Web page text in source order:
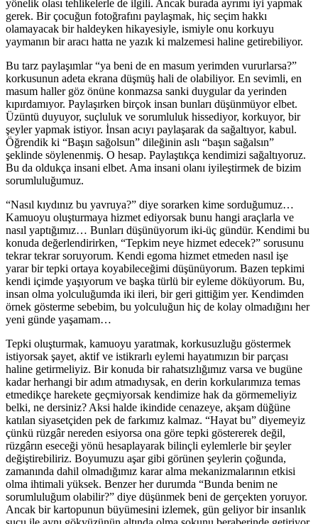
yönelik olası tehlikelerle de ilgili. Ancak burada ayrımı iyi yapmak
gerek. Bir çocuğun fotoğrafını paylaşmak, hiç seçim hakkı
olamayacak bir haldeyken hikayesiyle, ismiyle onu korkuyu
yaymanın bir aracı hatta ne yazık ki malzemesi haline getirebiliyor.
Bu tarz paylaşımlar “ya beni de en masum yerimden vururlarsa?”
korkusunun adeta ekrana düşmüş hali de olabiliyor. En sevimli, en
masum haller göz önüne konmazsa sanki duygular da yerinden
kıpırdamıyor. Paylaşırken birçok insan bunları düşünmüyor elbet.
Üzüntü duyuyor, suçluluk ve sorumluluk hissediyor, korkuyor, bir
şeyler yapmak istiyor. İnsan acıyı paylaşarak da sağaltıyor, kabul.
Öğrendik ki “Başın sağolsun” dileğinin aslı “başın sağalsın”
şeklinde söylenenmiş. O hesap. Paylaştıkça kendimizi sağaltıyoruz.
Bu da oldukça insani elbet. Ama insani olanı iyileştirmek de bizim
sorumluluğumuz.
“Nasıl kıydınız bu yavruya?” diye sorarken kime sorduğumuz…
Kamuoyu oluşturmaya hizmet ediyorsak bunu hangi araçlarla ve
nasıl yaptığımız… Bunları düşünüyorum iki-üç gündür. Kendimi bu
konuda değerlendirirken, “Tepkim neye hizmet edecek?” sorusunu
tekrar tekrar soruyorum. Kendi egoma hizmet etmeden nasıl işe
yarar bir tepki ortaya koyabileceğimi düşünüyorum. Bazen tepkimi
kendi içimde yaşıyorum ve başka türlü bir eyleme döküyorum. Bu,
insan olma yolculuğumda iki ileri, bir geri gittiğim yer. Kendimden
örnek gösterme sebebim, bu yolculuğun hiç de kolay olmadığını her
yeni günde yaşamam…
Tepki oluşturmak, kamuoyu yaratmak, korkusuzluğu göstermek
istiyorsak şayet, aktif ve istikrarlı eylemi hayatımızın bir parçası
haline getirmeliyiz. Bir konuda bir rahatsızlığımız varsa ve bugüne
kadar herhangi bir adım atmadıysak, en derin korkularımıza temas
etmedikçe harekete geçmiyorsak kendimize hak da görmemeliyiz
belki, ne dersiniz? Aksi halde ikindide cenazeye, akşam düğüne
katılan siyasetçiden pek de farkımız kalmaz. “Hayat bu” diyemeyiz
çünkü rüzgâr nereden esiyorsa ona göre tepki göstererek değil,
rüzgârın eseceği yönü hesaplayarak bilinçli eylemlerle bir şeyler
değiştirebiliriz. Boyumuzu aşar gibi görünen şeylerin çoğunda,
zamanında dahil olmadığımız karar alma mekanizmalarının etkisi
olma ihtimali yüksek. Benzer her durumda “Bunda benim ne
sorumluluğum olabilir?” diye düşünmek beni de gerçekten yoruyor.
Ancak bir kartopunun büyümesini izlemek, gün geliyor bir insanlık